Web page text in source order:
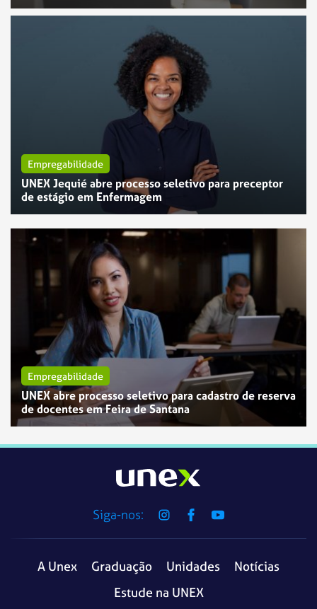
Empregabilidade
UNEX Jequié abre processo seletivo para preceptor
de estágio em Enfermagem
Empregabilidade
UNEX Feira de Santana abre vaga para Assistente de
Manutenção
Empregabilidade
UNEX abre processo seletivo para cadastro de reserva
de docentes em Feira de Santana
Siga-nos:
A Unex Graduação Unidades
Notícias
Estude na UNEX